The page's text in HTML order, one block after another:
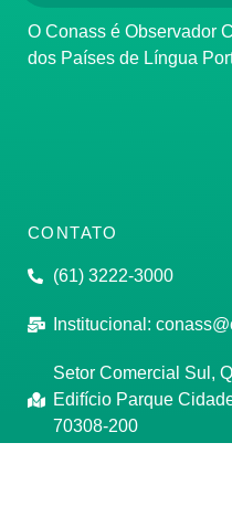
O Conass é Observador Consultivo da Comunidade
dos Países de Língua
CONTATO
(61) 3222-3000
Institucional:
Setor Comercial Sul,
Edifício Parque
70308-200